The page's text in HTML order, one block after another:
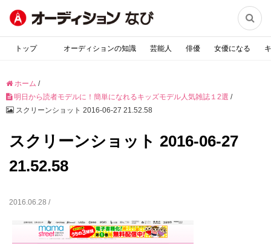

トップ オーディションの知識 芸能人 俳優 女優になる
ホーム /
明日から読者モデルに！簡単になれるキッズモデル人気雑誌１2選 /
スクリーンショット 2016-06-27 21.52.58
スクリーンショット 2016-06-27
21.52.58
2016.06.28 /